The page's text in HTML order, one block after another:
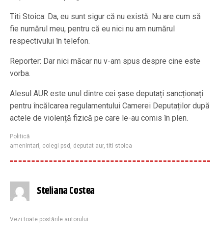
Titi Stoica: Da, eu sunt sigur că nu există. Nu are cum să
fie numărul meu, pentru că eu nici nu am numărul
respectivului în telefon.
Reporter: Dar nici măcar nu v-am spus despre cine este
vorba.
Alesul AUR este unul dintre cei șase deputați sancționați
pentru încălcarea regulamentului Camerei Deputaților după
actele de violență fizică pe care le-au comis în plen.
Politică
amenintari colegi psd deputat aur,titi stoica
Steliana Costea
Vezi toate postările autorului